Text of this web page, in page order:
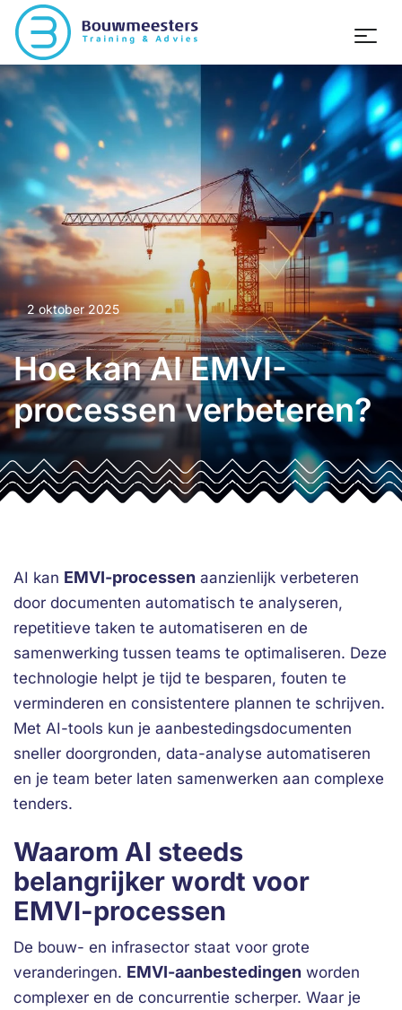
2 oktober 2025
Hoe kan AI EMVI-
processen verbeteren?
AI kan EMVI-processen aanzienlijk verbeteren
door documenten automatisch te analyseren,
repetitieve taken te automatiseren en de
samenwerking tussen teams te optimaliseren. Deze
technologie helpt je tijd te besparen, fouten te
verminderen en consistentere plannen te schrijven.
Met AI-tools kun je aanbestedingsdocumenten
sneller doorgronden, data-analyse automatiseren
en je team beter laten samenwerken aan complexe
tenders.
Waarom AI steeds
belangrijker wordt voor
EMVI-processen
De bouw- en infrasector staat voor grote
veranderingen. EMVI-aanbestedingen worden
complexer en de concurrentie scherper. Waar je